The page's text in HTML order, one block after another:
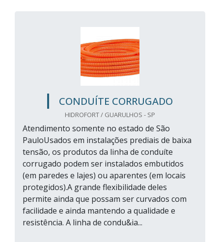
CONDUÍTE CORRUGADO
HIDROFORT / GUARULHOS - SP
Atendimento somente no estado de São
PauloUsados em instalações prediais de baixa
tensão, os produtos da linha de conduíte
corrugado podem ser instalados embutidos
(em paredes e lajes) ou aparentes (em locais
protegidos).A grande flexibilidade deles
permite ainda que possam ser curvados com
facilidade e ainda mantendo a qualidade e
resistência. A linha de condu&ia...